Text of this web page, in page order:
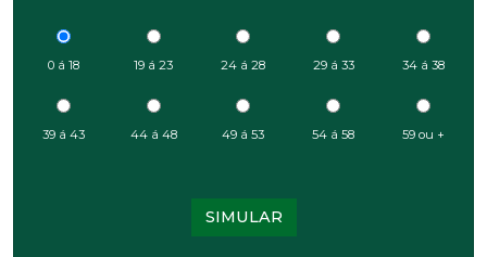
0 á 18 19 á 23 24 á 28 29 á 33 34 á 38
39 á 43 44 á 48 49 á 53 54 á 58 59 ou +
SIMULAR